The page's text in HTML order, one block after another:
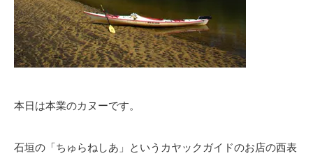
本日は本業のカヌーです。
石垣の「ちゅらねしあ」というカヤックガイドのお店の西表